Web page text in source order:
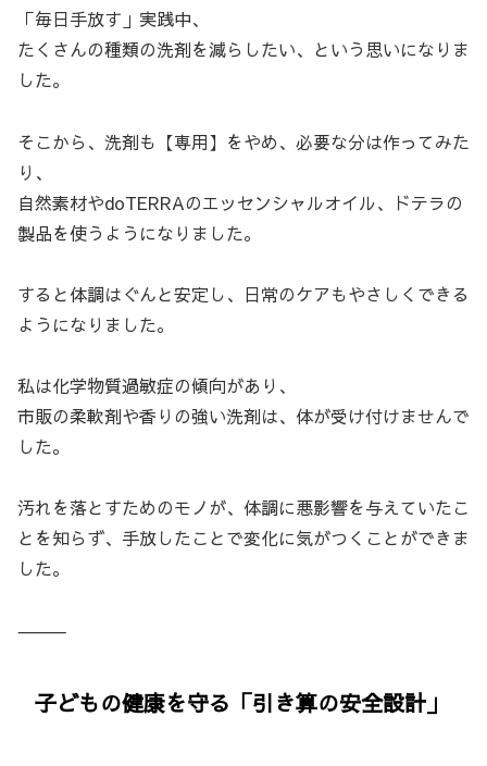
「毎日手放す」実践中、
たくさんの種類の洗剤を減らしたい、という思いになりま
した。
そこから、洗剤も【専用】をやめ、必要な分は作ってみた
り、
自然素材やdoTERRAのエッセンシャルオイル、ドテラの
製品を使うようになりました。
すると体調はぐんと安定し、日常のケアもやさしくできる
ようになりました。
私は化学物質過敏症の傾向があり、
市販の柔軟剤や香りの強い洗剤は、体が受け付けませんで
した。
汚れを落とすためのモノが、体調に悪影響を与えていたこ
とを知らず、手放したことで変化に気がつくことができま
した。
⸻
子どもの健康を守る「引き算の安全設計」